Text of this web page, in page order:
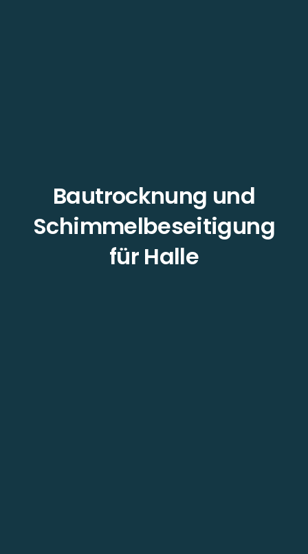
Bautrocknung und
Schimmelbeseitigung
für Halle